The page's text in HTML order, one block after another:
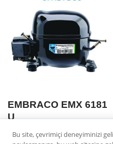
EMBRACO EMX 6181
U
Bu site, çevrimiçi deneyiminizi